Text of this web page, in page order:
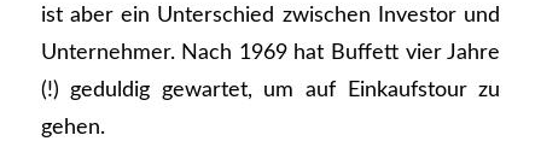
ist aber ein Unterschied zwischen Investor und
Unternehmer. Nach 1969 hat Buffett vier Jahre
(!) geduldig gewartet, um auf Einkaufstour zu
gehen.